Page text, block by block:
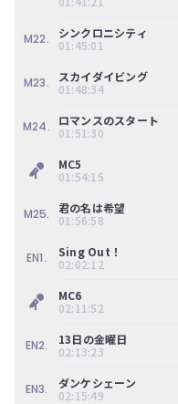
M22.
シンクロニシティ
01:45:01
M23.
スカイダイビング
01:48:34
M24.
ロマンスのスタート
01:51:30
MC5
01:54:15
M25.
君の名は希望
01:56:58
EN1.
Sing Out！
02:02:12
MC6
02:11:52
EN2.
13日の金曜日
02:13:23
EN3.
ダンケシェーン
02:15:49